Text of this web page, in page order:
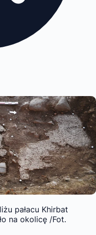
pałacu Khirbat
na okolicę /Fot.